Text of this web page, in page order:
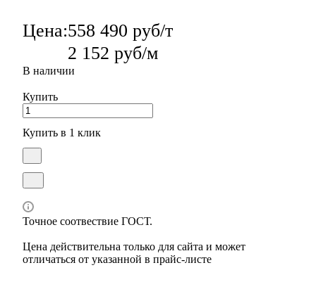
Цена:558 490 руб/т
2 152 руб/м
В наличии
Купить
Купить в 1 клик
Точное соотвествие ГОСТ.
Цена действительна только для сайта и может
отличаться от указанной в прайс-листе